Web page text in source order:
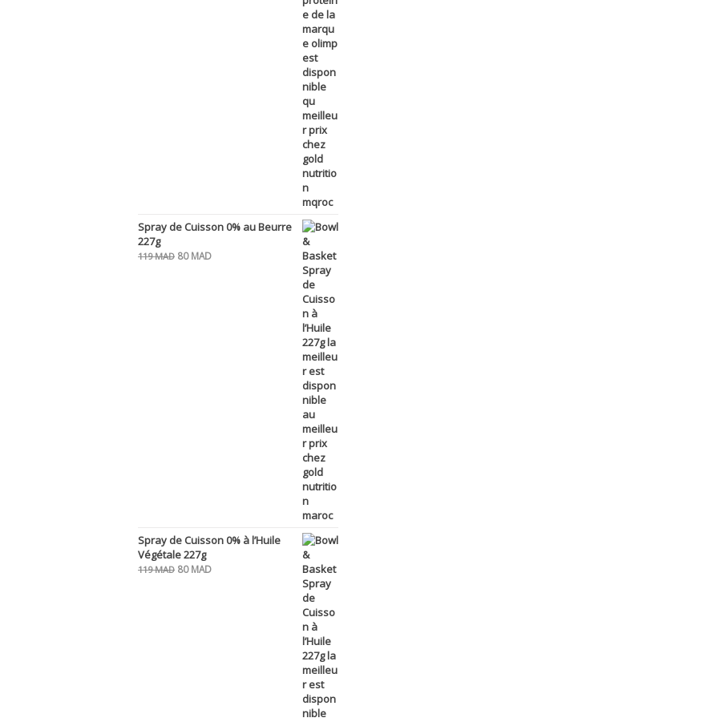
Spray de Cuisson 0% au Beurre
227g
119MAD Le
80MADLe
Spray de Cuisson 0% à l’Huile
Végétale 227g
119MAD Le
80MADLe